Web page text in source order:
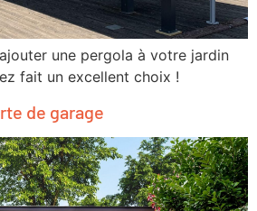
une pergola à votre jardin
fait un excellent choix !
de garage